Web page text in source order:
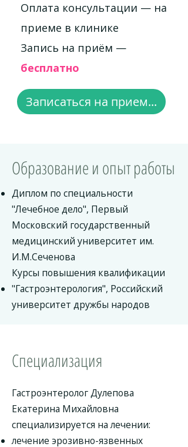
Оплата консультации — на
приеме в клинике
Запись на приём —
бесплатно
Записаться на прием...
Образование и опыт работы
Диплом по специальности
"Лечебное дело", Первый
Московский государственный
медицинский университет им.
И.М.Сеченова
Курсы повышения квалификации
"Гастроэнтерология", Российский
университет дружбы народов
Специализация
Гастроэнтеролог Дулепова
Екатерина Михайловна
специализируется на лечении:
лечение эрозивно-язвенных